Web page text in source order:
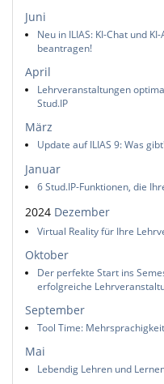
Juni
Neu in ILIAS: KI-Chat und
beantragen!
April
Lehrveranstaltungen
Stud.IP
März
Update auf ILIAS 9: Was
Januar
6 Stud.IP-Funktionen, die
2024 Dezember
Virtual Reality für Ihre
Oktober
Der perfekte Start ins
erfolgreiche
September
Tool Time:
Mai
Lebendig Lehren und